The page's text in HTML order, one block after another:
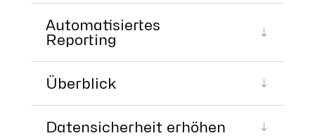
Automatisiertes
Reporting
Überblick
Datensicherheit erhöhen